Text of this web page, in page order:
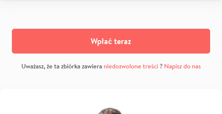
Wpłać teraz
Uważasz, że ta zbiórka zawiera niedozwolone treści? Napisz do nas